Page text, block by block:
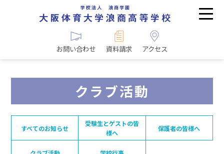
お問い合わせ 資料請求 アクセス
クラブ活動
すべてのお知らせ
受験生とゲストの皆
様へ
保護者の皆様へ